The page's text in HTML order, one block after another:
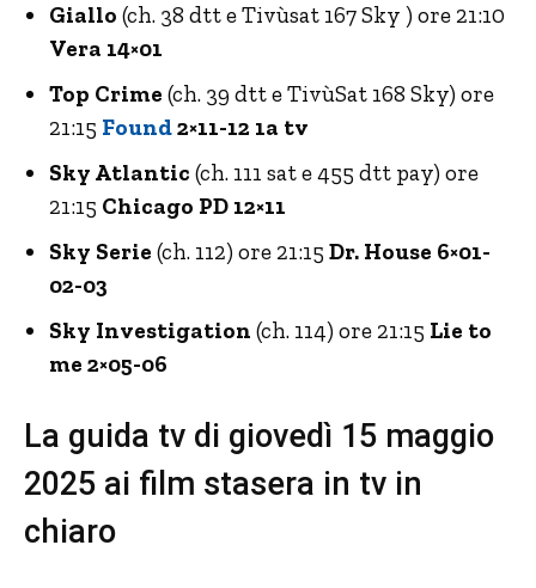
Giallo (ch. 38 dtt e Tivùsat 167 Sky ) ore 21:10
Vera 14×01
Top Crime (ch. 39 dtt e TivùSat 168 Sky) ore
21:15 Found2×11-12 1a tv
Sky Atlantic (ch. 111 sat e 455 dtt pay) ore
21:15 Chicago PD 12×11
Sky Serie (ch. 112) ore 21:15 Dr. House 6×01-
02-03
Sky Investigation (ch. 114) ore 21:15 Lie to
me 2×05-06
La guida tv di giovedì 15 maggio
2025 ai film stasera in tv in
chiaro